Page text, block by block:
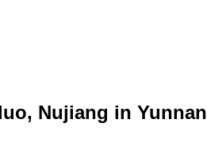
Nujiang in Yunnan